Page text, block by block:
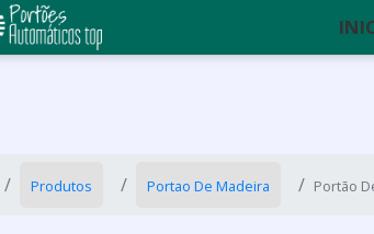
Produtos Portao De Madeira Portão